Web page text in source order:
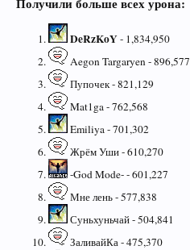
DeRzKoY- 1,834,950
Aegon Targaryen - 896,577
Пупочек - 821,129
Mat1ga - 762,568
Emiliya - 701,302
Жрём Уши - 610,270
-God Mode- - 601,227
Мне лень - 577,838
Суньхуньчай - 504,841
ЗаливайКа - 475,370